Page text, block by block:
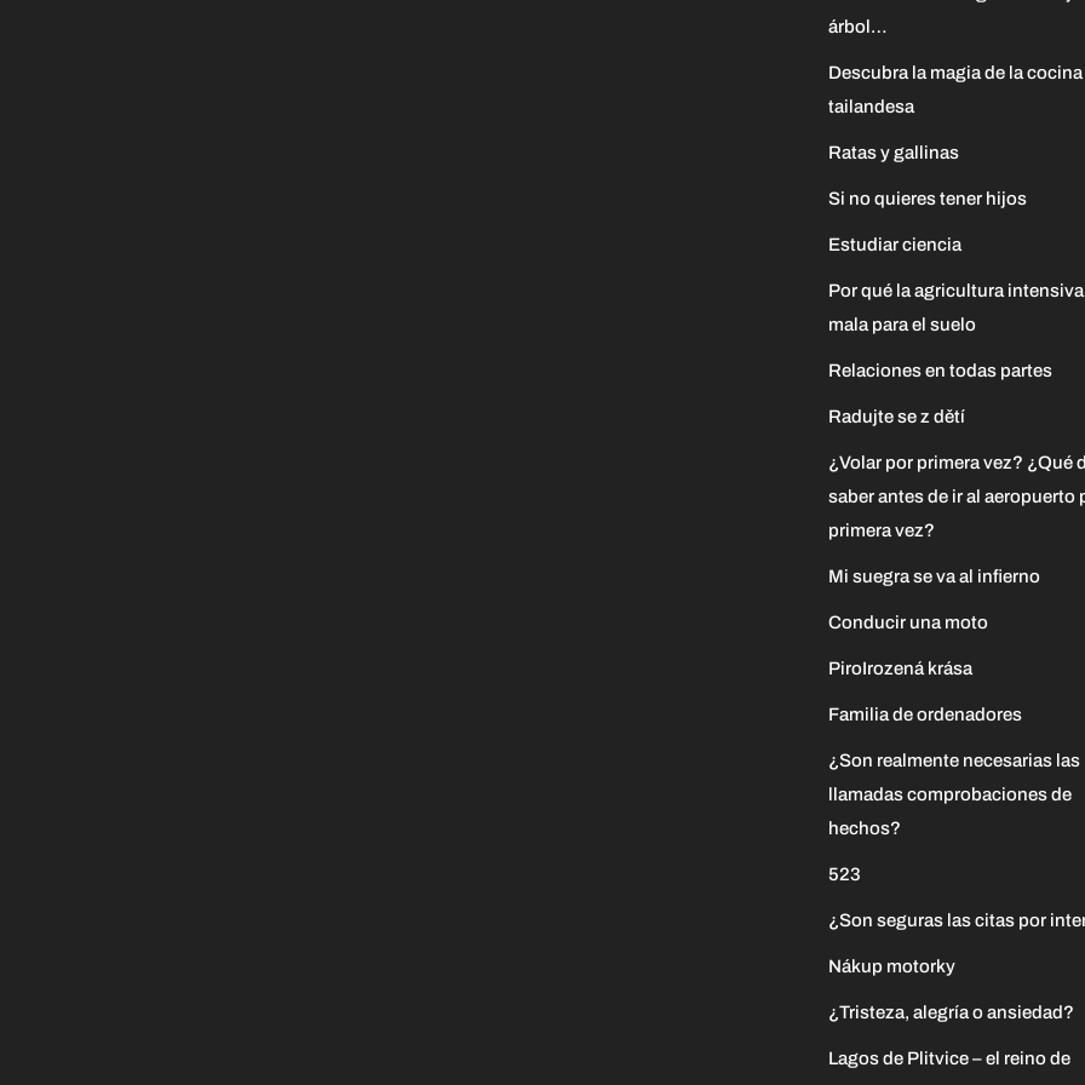
árbol…
Descubra la magia de la cocina
tailandesa
Ratas y gallinas
Si no quieres tener hijos
Estudiar ciencia
Por qué la agricultura
mala para el suelo
Relaciones en todas partes
Radujte se z dětí
¿Volar por primera vez? ¿Qué
saber antes de ir al aeropuerto
primera vez?
Mi suegra se va al infierno
Conducir una moto
PiroIrozená krása
Familia de ordenadores
¿Son realmente necesarias las
llamadas comprobaciones de
hechos?
523
¿Son seguras las citas por
Nákup motorky
¿Tristeza, alegría o ansiedad?
Lagos de Plitvice – el reino de